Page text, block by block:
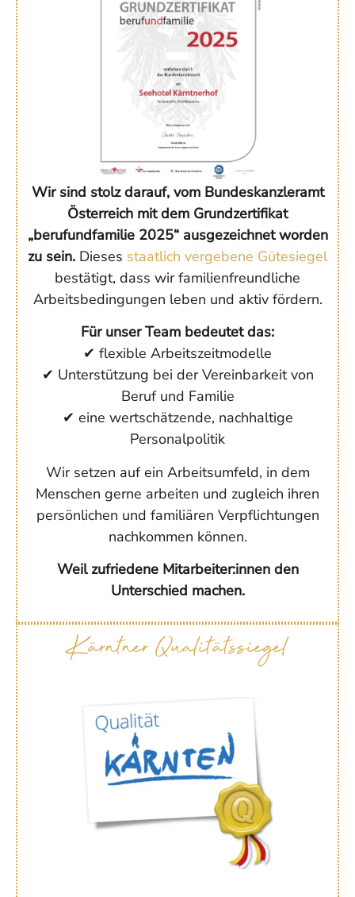
Wir sind stolz darauf, vom Bundeskanzleramt
Österreich mit dem Grundzertifikat
„berufundfamilie 2025“ ausgezeichnet worden
zu sein. Dieses staatlich vergebene Gütesiegel
bestätigt, dass wir familienfreundliche
Arbeitsbedingungen leben und aktiv fördern.
Für unser Team bedeutet das:
✔ flexible Arbeitszeitmodelle
✔ Unterstützung bei der Vereinbarkeit von
Beruf und Familie
✔ eine wertschätzende, nachhaltige
Personalpolitik
Wir setzen auf ein Arbeitsumfeld, in dem
Menschen gerne arbeiten und zugleich ihren
persönlichen und familiären Verpflichtungen
nachkommen können.
Weil zufriedene Mitarbeiter:innen den
Unterschied machen.
Kärntner Qualitätssiegel